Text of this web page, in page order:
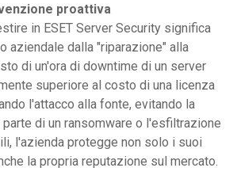
proattiva
in ESET Server Security significa
aziendale dalla "riparazione" alla
di un'ora di downtime di un server
superiore al costo di una licenza
l'attacco alla fonte, evitando la
di un ransomware o l'esfiltrazione
l'azienda protegge non solo i suoi
la propria reputazione sul mercato.